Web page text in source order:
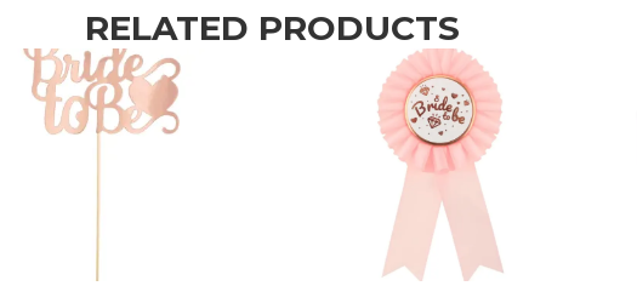
RELATED PRODUCTS